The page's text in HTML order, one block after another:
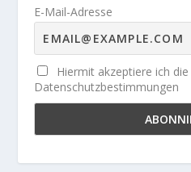
E-Mail-Adresse
Hiermit akzeptiere ich die
Datenschutzbestimmungen